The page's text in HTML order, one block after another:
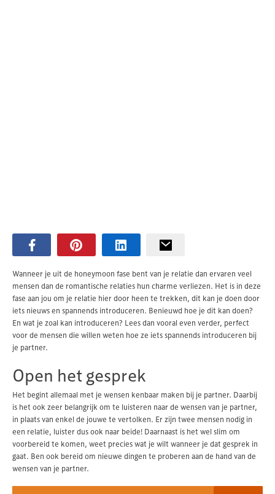
Wanneer je uit de honeymoon fase bent van je relatie dan ervaren veel
mensen dan de romantische relaties hun charme verliezen. Het is in deze
fase aan jou om je relatie hier door heen te trekken, dit kan je doen door
iets nieuws en spannends introduceren. Benieuwd hoe je dit kan doen?
En wat je zoal kan introduceren? Lees dan vooral even verder, perfect
voor de mensen die willen weten hoe ze iets spannends introduceren bij
je partner.
Open het gesprek
Het begint allemaal met je wensen kenbaar maken bij je partner. Daarbij
is het ook zeer belangrijk om te luisteren naar de wensen van je partner,
in plaats van enkel de jouwe te vertolken. Er zijn twee mensen nodig in
een relatie, luister dus ook naar beide! Daarnaast is het wel slim om
voorbereid te komen, weet precies wat je wilt wanneer je dat gesprek in
gaat. Ben ook bereid om nieuwe dingen te proberen aan de hand van de
wensen van je partner.